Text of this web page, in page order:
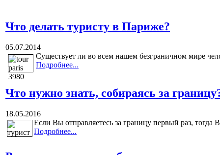
Что делать туристу в Париже?
05.07.2014
Существует ли во всем нашем безграничном мире
Подробнее...
Что нужно знать, собираясь за
18.05.2016
Если Вы отправляетесь за границу первый раз,
Подробнее...